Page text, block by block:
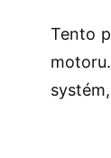
Tento